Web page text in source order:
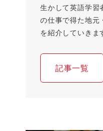
生かして英語学習
の仕事で得た地元
を紹介していきま
記事一覧